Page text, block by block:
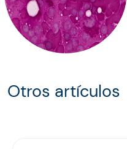
Otros artículos